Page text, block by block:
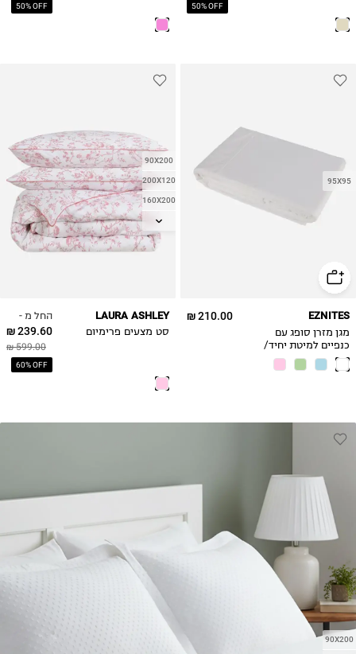
50% OFF
50% OFF
95X95
210.00 ₪ EZNITES
מגן מזרן סופג עם
כנפיים למיטת יחיד/
Brolly Sheets
90X200
200X120
160X200
180X200
החל מ -
239.60 ₪
599.00 ₪
60% OFF
LAURA ASHLEY
סט מצעים פרימיום
90X200